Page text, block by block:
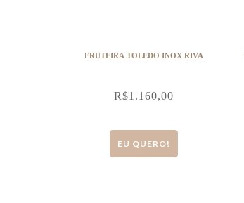
FRUTEIRA TOLEDO INOX RIVA
R$1.160,00
EU QUERO!